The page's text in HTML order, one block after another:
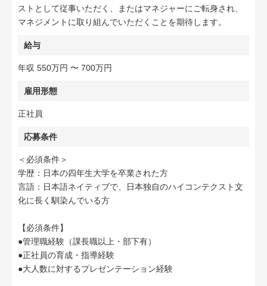
ストとして従事いただく、またはマネジャーにご転身され、
マネジメントに取り組んでいただくことを期待します。
給与
年収 550万円 〜 700万円
雇用形態
正社員
応募条件
＜必須条件＞
学歴：日本の四年生大学を卒業された方
言語：日本語ネイティブで、日本独自のハイコンテクスト文
化に長く馴染んでいる方
【必須条件】
●管理職経験（課長職以上・部下有）
●正社員の育成・指導経験
●大人数に対するプレゼンテーション経験